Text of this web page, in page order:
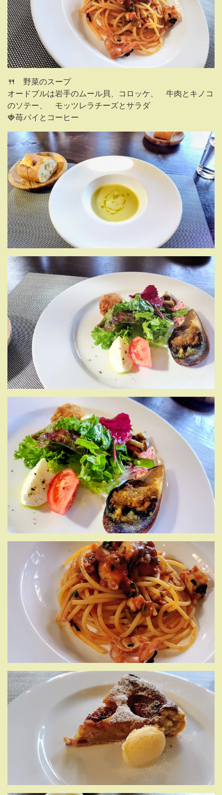
🍴 野菜のスープ
オードブルは岩手のムール貝、コロッケ、 牛肉とキノコ
のソテー、 モッツレラチーズとサラダ
🍓苺パイとコーヒー